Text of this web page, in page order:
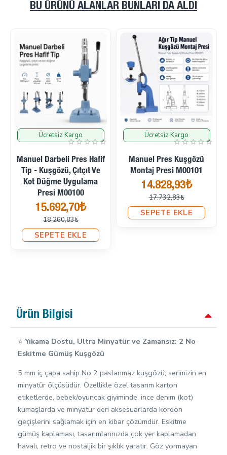
BU ÜRÜNÜ ALANLAR BUNLARI DA ALDI
İndirimde
Ücretsiz Kargo
Manuel Darbeli Pres Hafif
Tip - Kuşgözü, Çıtçıt Ve
Kot Düğme Uygulama
Presi M00100
15.692,70₺
18.260,83₺
SEPETE EKLE
İndirimde
Ücretsiz Kargo
Manuel Pres Kuşgözü
Montaj Presi M00101
14.828,93₺
17.732,83₺
SEPETE EKLE
Ürün Bilgisi
⭐ Yıkama Dostu, Ultra Minyatür ve Zamansız: 2 No
Eskitme Gümüş Kuşgözü
5 mm iç çapa sahip No 2 paslanmaz kuşgözü; serimizin en
minyatür ölçüsüdür. Özellikle özel tasarım karton
etiketlerde, bebek/oyuncak giyiminde, ince denim (kot)
kumaşlarda ve minyatür deri aksesuarlarda kordon
geçişlerini sağlamak için en kibar çözümdür. Eskitme
gümüş kaplaması, tasarımlarınızda çok yer kaplamadan
havalı, retro ve nostaljik bir şıklık yaratır. Göz yormayan